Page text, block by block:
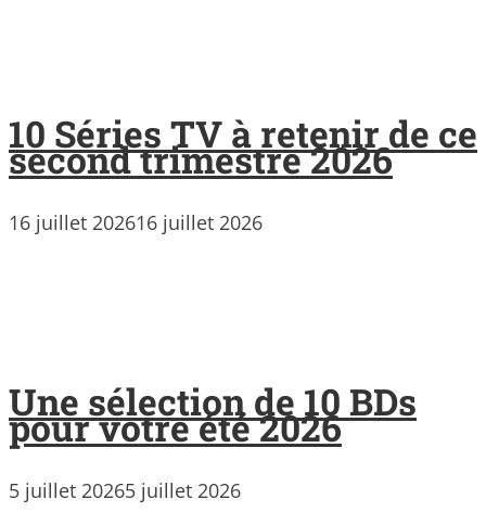
10 Séries TV à retenir de ce
second trimestre 2026
16 juillet 202616 juillet 2026
Une sélection de 10 BDs
pour votre été 2026
5 juillet 20265 juillet 2026